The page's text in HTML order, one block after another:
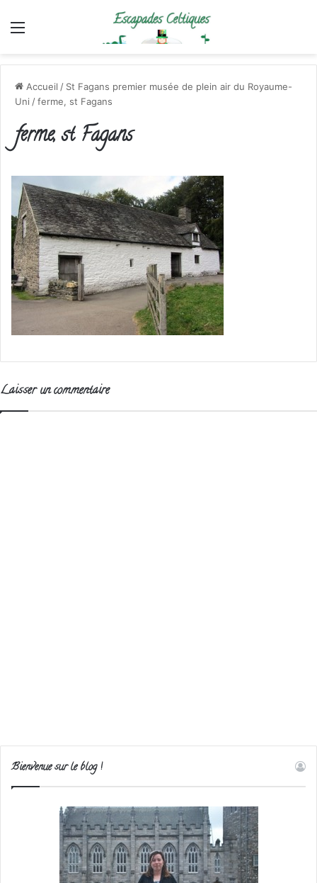
Menu
Accueil / St Fagans premier musée de plein air du Royaume-
Uni /ferme, st Fagans
ferme, st Fagans
Laisser un commentaire
Bienvenue sur le blog !